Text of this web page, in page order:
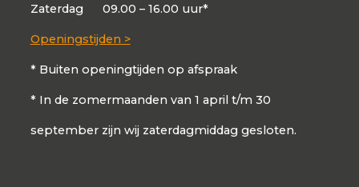
Zaterdag 09.00 – 16.00 uur*
Openingstijden >
* Buiten openingtijden op afspraak
* In de zomermaanden van 1 april t/m 30
september zijn wij zaterdagmiddag gesloten.